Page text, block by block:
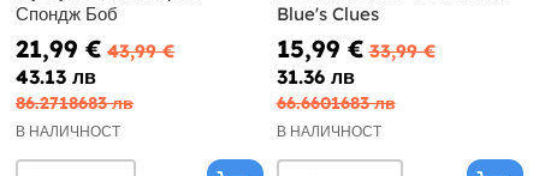
Спондж Боб
21,99 € 43,99 €
43.13 лв
86.2718683 лв
В НАЛИЧНОСТ
Blue's Clues
15,99 € 33,99 €
31.36 лв
66.6601683 лв
В НАЛИЧНОСТ